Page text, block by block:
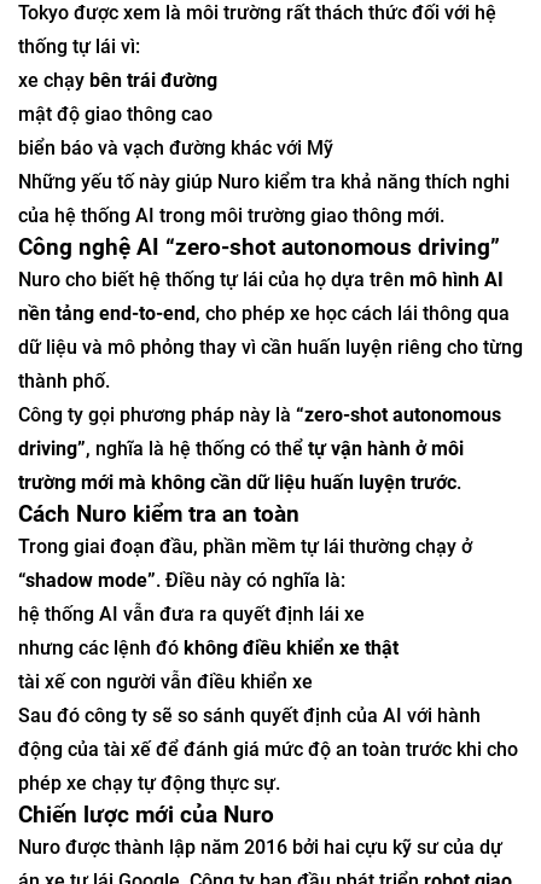
Tokyo được xem là môi trường rất thách thức đối với hệ
thống tự lái vì:
xe chạy bên trái đường
mật độ giao thông cao
biển báo và vạch đường khác với Mỹ
Những yếu tố này giúp Nuro kiểm tra khả năng thích nghi
của hệ thống AI trong môi trường giao thông mới.
Công nghệ AI “zero-shot autonomous driving”
Nuro cho biết hệ thống tự lái của họ dựa trên mô hình AI
nền tảng end-to-end, cho phép xe học cách lái thông qua
dữ liệu và mô phỏng thay vì cần huấn luyện riêng cho từng
thành phố.
Công ty gọi phương pháp này là “zero-shot autonomous
driving”, nghĩa là hệ thống có thể tự vận hành ở môi
trường mới mà không cần dữ liệu huấn luyện trước.
Cách Nuro kiểm tra an toàn
Trong giai đoạn đầu, phần mềm tự lái thường chạy ở
“shadow mode”. Điều này có nghĩa là:
hệ thống AI vẫn đưa ra quyết định lái xe
nhưng các lệnh đó không điều khiển xe thật
tài xế con người vẫn điều khiển xe
Sau đó công ty sẽ so sánh quyết định của AI với hành
động của tài xế để đánh giá mức độ an toàn trước khi cho
phép xe chạy tự động thực sự.
Chiến lược mới của Nuro
Nuro được thành lập năm 2016 bởi hai cựu kỹ sư của dự